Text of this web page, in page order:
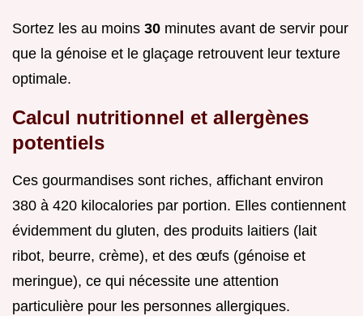
Sortez les au moins 30 minutes avant de servir pour
que la génoise et le glaçage retrouvent leur texture
optimale.
Calcul nutritionnel et allergènes
potentiels
Ces gourmandises sont riches, affichant environ
380 à 420 kilocalories par portion. Elles contiennent
évidemment du gluten, des produits laitiers (lait
ribot, beurre, crème), et des œufs (génoise et
meringue), ce qui nécessite une attention
particulière pour les personnes allergiques.